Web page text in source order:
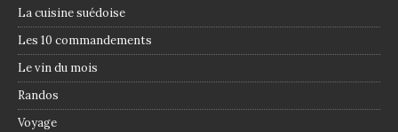
La cuisine suédoise
Les 10 commandements
Le vin du mois
Randos
Voyage